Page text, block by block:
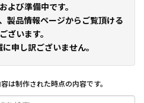
よび準備中です。
製品情報ページからご覧頂ける
ざいます。
申し訳ございません。
は制作された時点の内容です。